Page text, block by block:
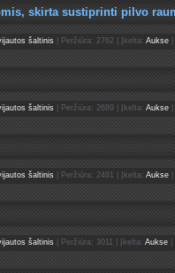
skirta sustiprinti pilvo
šaltinis| Peržiūra: 2762 | Įkelta: Aukse|
šaltinis | Peržiūra: 2689 | Įkelta: Aukse
šaltinis | Peržiūra: 2481 | Įkelta: Aukse
šaltinis | Peržiūra: 3011 | Įkelta: Aukse